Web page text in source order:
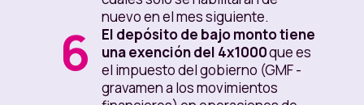
nuevo en el mes siguiente.
6
El depósito de bajo monto tiene
una exención del 4x1000que es
el impuesto del gobierno (GMF -
gravamen a los movimientos